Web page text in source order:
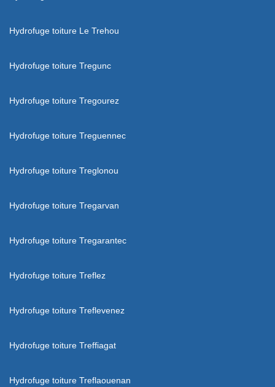
Hydrofuge toiture Le Trehou
Hydrofuge toiture Tregunc
Hydrofuge toiture Tregourez
Hydrofuge toiture Treguennec
Hydrofuge toiture Treglonou
Hydrofuge toiture Tregarvan
Hydrofuge toiture Tregarantec
Hydrofuge toiture Treflez
Hydrofuge toiture Treflevenez
Hydrofuge toiture Treffiagat
Hydrofuge toiture Treflaouenan